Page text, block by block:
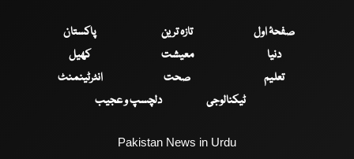
صفحۂ اول تازہ ترین
پاکستان
دنیا
معیشت
کھیل
تعلیم
صحت
انٹرٹینمنٹ
ٹیکنالوجی
دلچسپ و عجیب
Pakistan News in Urdu